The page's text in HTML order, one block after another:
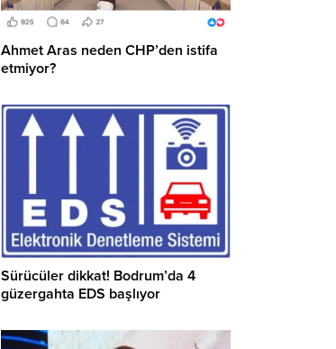
Ahmet Aras neden CHP’den istifa
etmiyor?
Sürücüler dikkat! Bodrum’da 4
güzergahta EDS başlıyor